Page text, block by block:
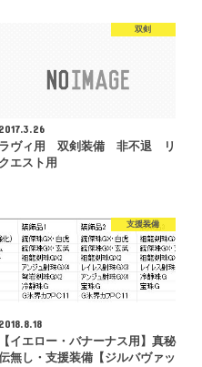
双剣
2017.3.26
ラヴィ用 双剣装備 非不退 リ
クエスト用
支援装備
2018.8.18
【イエロー・バナーナス用】真秘
無し・支援装備【ジルバヴァッ